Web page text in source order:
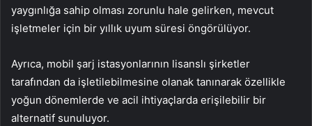
yaygınlığa sahip olması zorunlu hale gelirken, mevcut
işletmeler için bir yıllık uyum süresi öngörülüyor.
Ayrıca, mobil şarj istasyonlarının lisanslı şirketler
tarafından da işletilebilmesine olanak tanınarak özellikle
yoğun dönemlerde ve acil ihtiyaçlarda erişilebilir bir
alternatif sunuluyor.